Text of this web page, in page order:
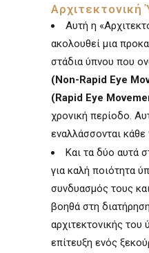
Αρχιτεκτονική
Αυτή η
ακολουθεί μια
στάδια ύπνου που
(Non-Rapid Eye
(Rapid Eye
χρονική περίοδο.
εναλλάσσονται
Και τα δύο αυτά
για καλή ποιότητα
συνδυασμός τους
βοηθά στη
αρχιτεκτονικής του
επίτευξη ενός